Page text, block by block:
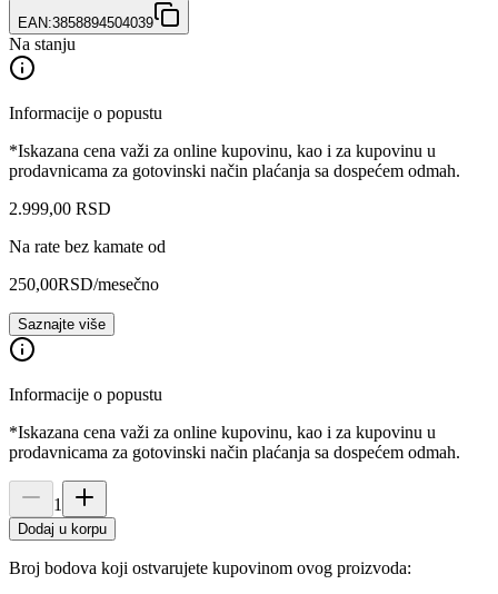
EAN:3858894504039
Na stanju
Informacije o popustu
*Iskazana cena važi za online kupovinu, kao i za kupovinu u
prodavnicama za gotovinski način plaćanja sa dospećem odmah.
2.999,00 RSD
Na rate bez kamate od
250,00RSD/mesečno
Saznajte više
Informacije o popustu
*Iskazana cena važi za online kupovinu, kao i za kupovinu u
prodavnicama za gotovinski način plaćanja sa dospećem odmah.
1
Dodaj u korpu
Broj bodova koji ostvarujete kupovinom ovog proizvoda: